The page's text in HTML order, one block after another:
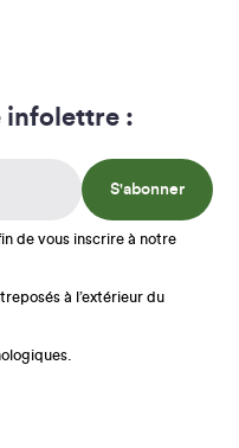
infolettre :
S'abonner
de vous inscrire à notre
à l’extérieur du